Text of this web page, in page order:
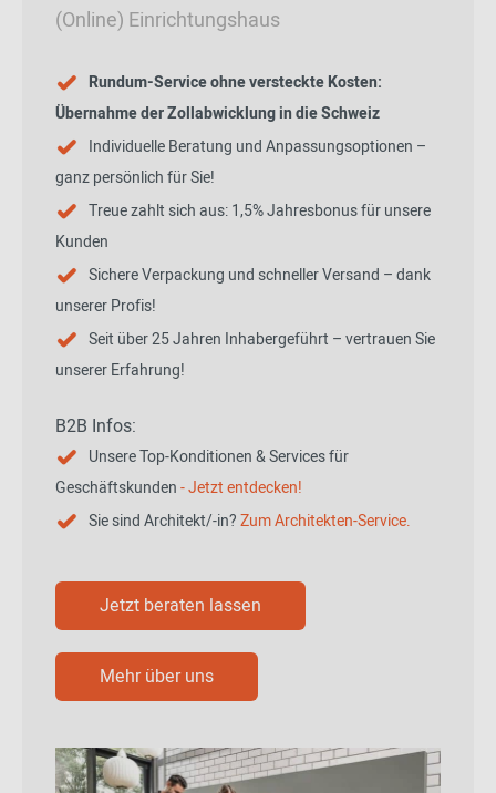
(Online) Einrichtungshaus
Rundum-Service ohne versteckte Kosten:
Übernahme der Zollabwicklung in die Schweiz
Individuelle Beratung und Anpassungsoptionen –
ganz persönlich für Sie!
Treue zahlt sich aus: 1,5% Jahresbonus für unsere
Kunden
Sichere Verpackung und schneller Versand – dank
unserer Profis!
Seit über 25 Jahren Inhabergeführt – vertrauen Sie
unserer Erfahrung!
B2B Infos:
Unsere Top-Konditionen & Services für
Geschäftskunden- Jetzt entdecken!
Sie sind Architekt/-in?Zum Architekten-Service.
Jetzt beraten lassen
Mehr über uns